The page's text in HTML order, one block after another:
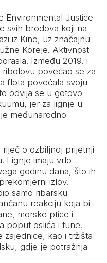
Environmental Justice
svih brodova koji na
iz Kine, uz značajnu
Koreje. Aktivnost
Između 2019. i
povećao se za
flota povećala svoju
odvija se u gotovo
jer za lignje u
međunarodno
o ozbiljnoj prijetnji
Lignje imaju vrlo
godinu dana, što ih
izlov.
samo ribarsku
reakciju koja bi
morske ptice i
poput oslića i tune.
zajednice, kao i tržišta
gdje je potražnja